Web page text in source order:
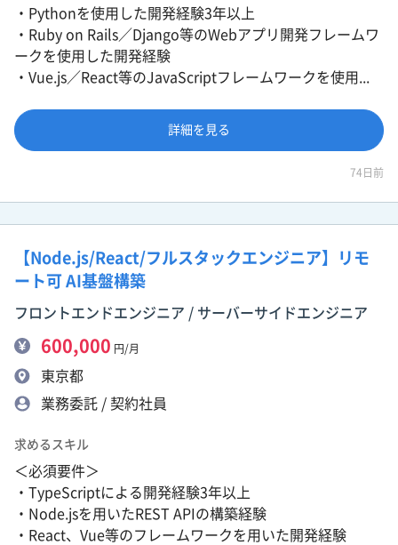
・Pythonを使用した開発経験3年以上
・Ruby on Rails／Django等のWebアプリ開発フレームワ
ークを使用した開発経験
・Vue.js／React等のJavaScriptフレームワークを使用...
詳細を見る
74日前
【Node.js/React/フルスタックエンジニア】リモ
ート可 AI基盤構築
フロントエンドエンジニア / サーバーサイドエンジニア
600,000 円/月
東京都
業務委託 / 契約社員
求めるスキル
＜必須要件＞
・TypeScriptによる開発経験3年以上
・Node.jsを用いたREST APIの構築経験
・React、Vue等のフレームワークを用いた開発経験